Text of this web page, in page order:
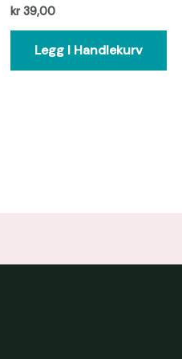
kr39,00
Legg I Handlekurv